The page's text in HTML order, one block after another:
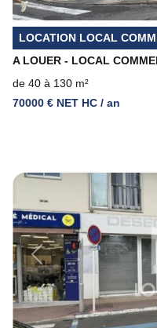
LOCATION LOCAL
A LOUER - LOCAL
de 40 à 130 m²
70000 € NET HC / an
Previous